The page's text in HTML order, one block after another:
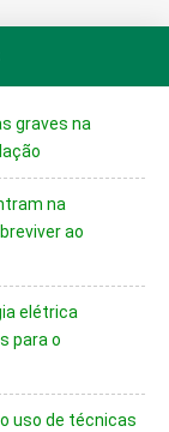
graves na
na
ao
elétrica
para o
uso de técnicas